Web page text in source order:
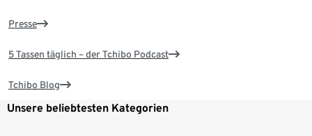
Presse
5 Tassen täglich – der Tchibo Podcast
Tchibo Blog
Unsere beliebtesten Kategorien